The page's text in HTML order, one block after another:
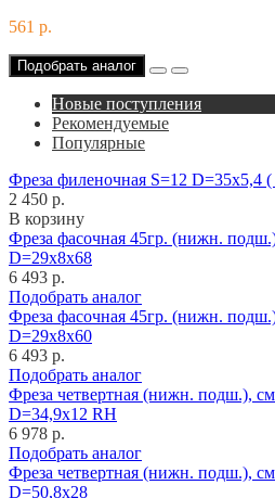
561 р.
Подобрать аналог
Новые поступления
Рекомендуемые
Популярные
Фреза филеночная S=12 D=35x5,4 (
2 450 р.
В корзину
Фреза фасочная 45гр. (нижн.
D=29x8x68
6 493 р.
Подобрать аналог
Фреза фасочная 45гр. (нижн.
D=29x8x60
6 493 р.
Подобрать аналог
Фреза четвертная (нижн. подш.),
D=34,9x12 RH
6 978 р.
Подобрать аналог
Фреза четвертная (нижн. подш.),
D=50,8x28